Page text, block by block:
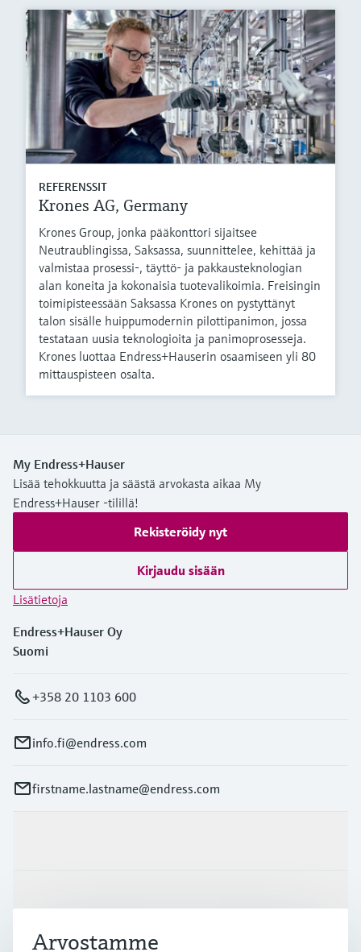
REFERENSSIT
Krones AG, Germany
Krones Group, jonka pääkonttori sijaitsee
Neutraublingissa, Saksassa, suunnittelee, kehittää ja
valmistaa prosessi-, täyttö- ja pakkausteknologian
alan koneita ja kokonaisia tuotevalikoimia. Freisingin
toimipisteessään Saksassa Krones on pystyttänyt
talon sisälle huippumodernin pilottipanimon, jossa
testataan uusia teknologioita ja panimoprosesseja.
Krones luottaa Endress+Hauserin osaamiseen yli 80
mittauspisteen osalta.
My Endress+Hauser
Lisää tehokkuutta ja säästä arvokasta aikaa My
Endress+Hauser -tilillä!
Rekisteröidy nyt
Kirjaudu sisään
Lisätietoja
Endress+Hauser Oy
Suomi
+358 20 1103 600
info.fi@endress.com
firstname.lastname@endress.com
Arvostamme